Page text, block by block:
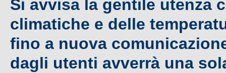
Si avvisa la gentile utenza
climatiche e delle
fino a nuova
dagli utenti avverrà una